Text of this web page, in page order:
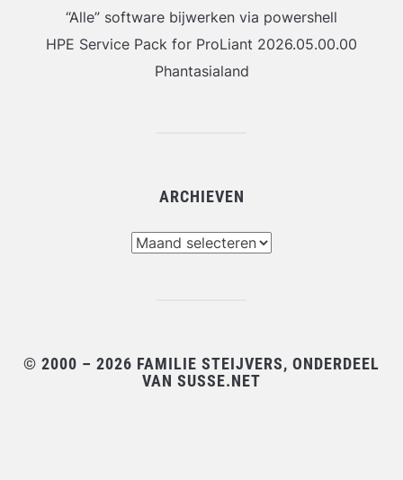
“Alle” software bijwerken via powershell
HPE Service Pack for ProLiant 2026.05.00.00
Phantasialand
ARCHIEVEN
© 2000 – 2026 FAMILIE STEIJVERS, ONDERDEEL
VAN SUSSE.NET